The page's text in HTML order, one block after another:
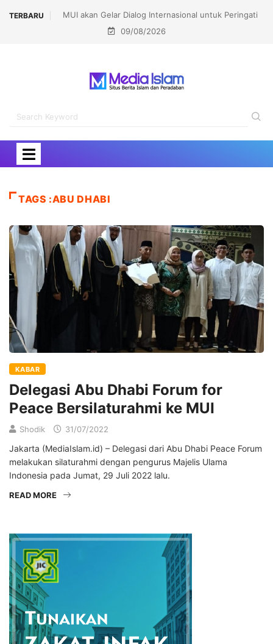
TERBARU
MUI akan Gelar Dialog Internasional untuk Peringati
Pembakaran Masjidil Aqsha
09/08/2026
TAGS :ABU DHABI
KABAR
Delegasi Abu Dhabi Forum for
Peace Bersilaturahmi ke MUI
Shodik 31/07/2022
Jakarta (MediaIslam.id) – Delegasi dari Abu Dhabi Peace Forum
melakukan silaturahmi dengan pengurus Majelis Ulama
Indonesia pada Jumat, 29 Juli 2022 lalu.
READ MORE